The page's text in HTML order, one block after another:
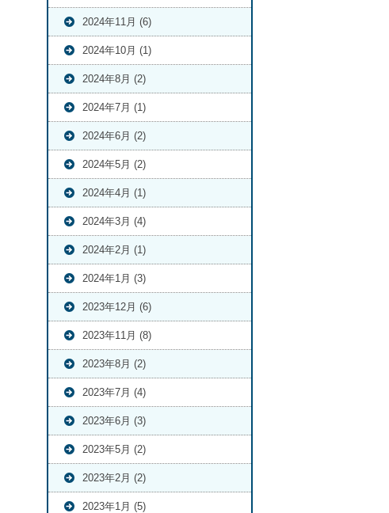
2024年11月 (6)
2024年10月 (1)
2024年8月 (2)
2024年7月 (1)
2024年6月 (2)
2024年5月 (2)
2024年4月 (1)
2024年3月 (4)
2024年2月 (1)
2024年1月 (3)
2023年12月 (6)
2023年11月 (8)
2023年8月 (2)
2023年7月 (4)
2023年6月 (3)
2023年5月 (2)
2023年2月 (2)
2023年1月 (5)